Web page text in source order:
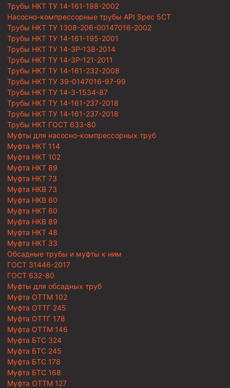
Трубы НКТ ТУ 14-161-198-2002
Насосно-компрессорные трубы API Spec 5CT
Трубы НКТ ТУ 1308-206-00147016-2002
Трубы НКТ ТУ 14-161-195-2001
Трубы НКТ ТУ 14-3Р-138-2014
Трубы НКТ ТУ 14-3Р-121-2011
Трубы НКТ ТУ 14-161-232-2008
Трубы НКТ ТУ 39-0147016-97-99
Трубы НКТ ТУ 14-3-1534-87
Трубы НКТ ТУ 14-161-237-2018
Трубы НКТ ТУ 14-161-237-2018
Трубы НКТ ГОСТ 633-80
Муфты для насосно-компрессорных труб
Муфта НКТ 114
Муфта НКТ 102
Муфта НКТ 89
Муфта НКТ 73
Муфта НКВ 73
Муфта НКВ 60
Муфта НКТ 60
Муфта НКВ 89
Муфта НКТ 48
Муфта НКТ 33
Обсадные трубы и муфты к ним
ГОСТ 31446-2017
ГОСТ 632-80
Муфты для обсадных труб
Муфта ОТТМ 102
Муфта ОТТГ 245
Муфта ОТТГ 178
Муфта ОТТМ 146
Муфта БТС 324
Муфта БТС 245
Муфта БТС 178
Муфта БТС 168
Муфта ОТТМ 127